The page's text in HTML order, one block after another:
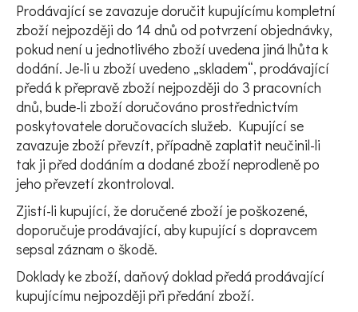
Prodávající se zavazuje doručit kupujícímu kompletní
zboží nejpozději do 14 dnů od potvrzení objednávky,
pokud není u jednotlivého zboží uvedena jiná lhůta k
dodání. Je-li u zboží uvedeno „skladem“, prodávající
předá k přepravě zboží nejpozději do 3 pracovních
dnů, bude-li zboží doručováno prostřednictvím
poskytovatele doručovacích služeb. Kupující se
zavazuje zboží převzít, případně zaplatit neučinil-li
tak ji před dodáním a dodané zboží neprodleně po
jeho převzetí zkontroloval.
Zjistí-li kupující, že doručené zboží je poškozené,
doporučuje prodávající, aby kupující s dopravcem
sepsal záznam o škodě.
Doklady ke zboží, daňový doklad předá prodávající
kupujícímu nejpozději při předání zboží.